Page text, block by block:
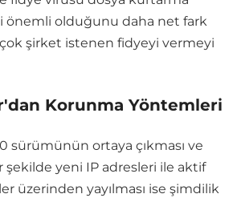
önemli olduğunu daha net fark
şirket istenen fidyeyi vermeyi
Korunma Yöntemleri
sürümünün ortaya çıkması ve
şekilde yeni IP adresleri ile aktif
üzerinden yayılması ise şimdilik